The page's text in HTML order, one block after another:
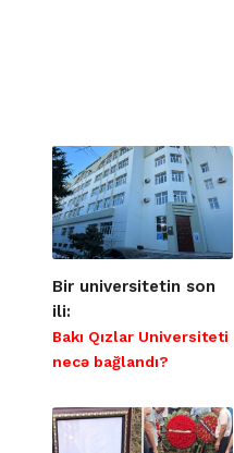
Bir universitetin son
ili:
Bakı Qızlar Universiteti
necə bağlandı?